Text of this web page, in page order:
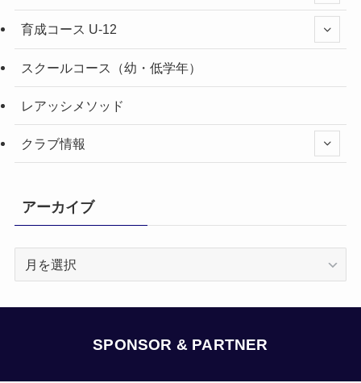
育成コース U-12
スクールコース（幼・低学年）
レアッシメソッド
クラブ情報
アーカイブ
SPONSOR & PARTNER